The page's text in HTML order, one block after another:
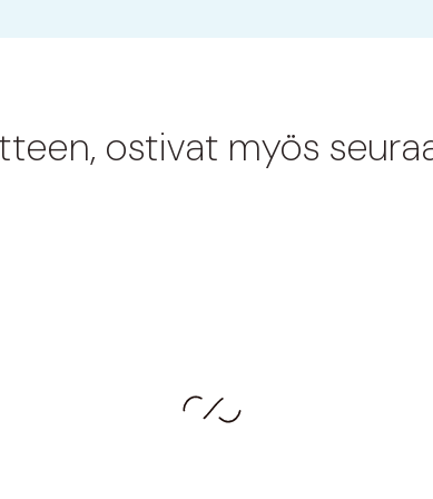
ostivat myös